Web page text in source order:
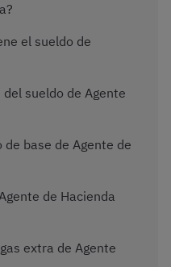
el sueldo de
sueldo de Agente
de base de Agente de
de Hacienda
extra de Agente